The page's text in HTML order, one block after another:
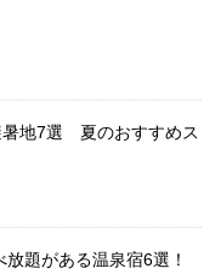
暑地7選 夏のおすすめス
放題がある温泉宿6選！